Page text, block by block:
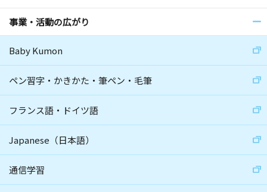
事業・活動の広がり
Baby Kumon
ペン習字・かきかた・筆ペン・毛筆
フランス語・ドイツ語
Japanese（日本語）
通信学習